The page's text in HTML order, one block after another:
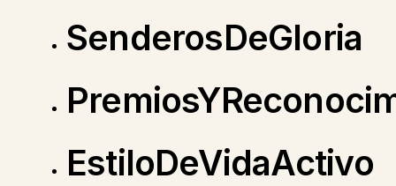
SenderosDeGloria
EstiloDeVidaActivo